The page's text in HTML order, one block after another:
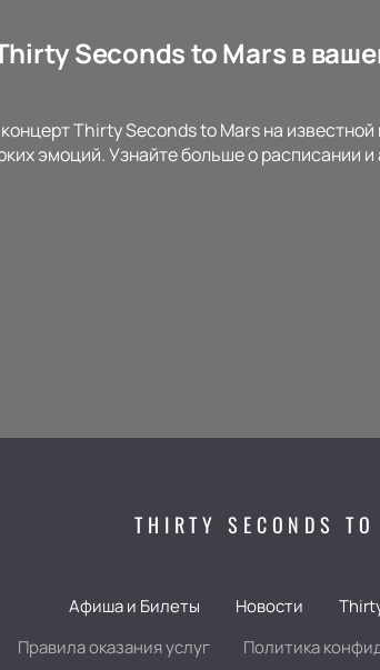
Seconds to Mars в
Thirty Seconds to Mars на
эмоций. Узнайте больше о расписании
THIRTY SECONDS TO
Афиша и Билеты Новости
Правила оказания услуг Политика